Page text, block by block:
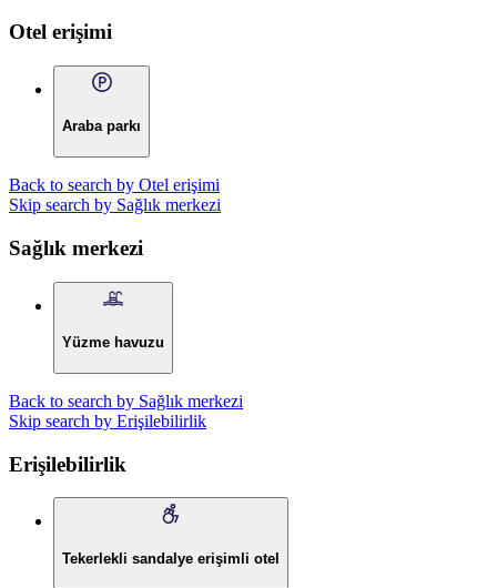
Otel erişimi
Araba parkı
Back to search by Otel erişimi
Skip search by Sağlık merkezi
Sağlık merkezi
Yüzme havuzu
Back to search by Sağlık merkezi
Skip search by Erişilebilirlik
Erişilebilirlik
Tekerlekli sandalye erişimli otel